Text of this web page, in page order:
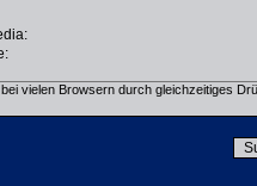
vielen Browsern durch gleichzeitiges